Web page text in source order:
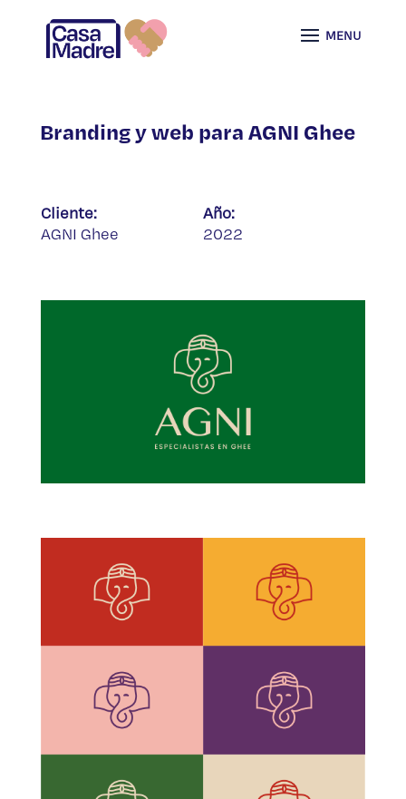
Branding y web para AGNI Ghee
Cliente:
AGNI Ghee
Año:
2022